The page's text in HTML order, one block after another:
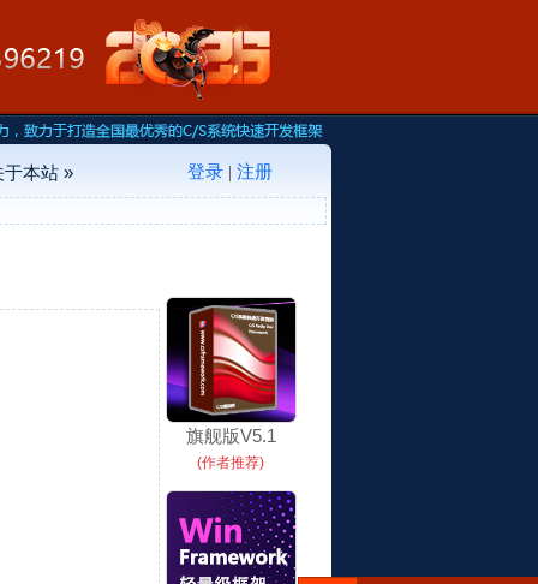
于本站 » 登录| 注册
旗舰版V5.1
(作者推荐)